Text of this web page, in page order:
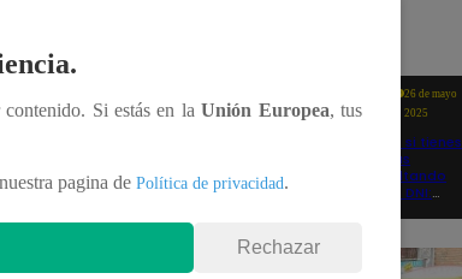
estreno el
ayudo
26 de mayo
2025
Revisa si tienes
deudas
consultando
con tu DNI:
detalles
Si estás en laUnión Europea, tus
pagina de Política de privacidad.
Rechazar